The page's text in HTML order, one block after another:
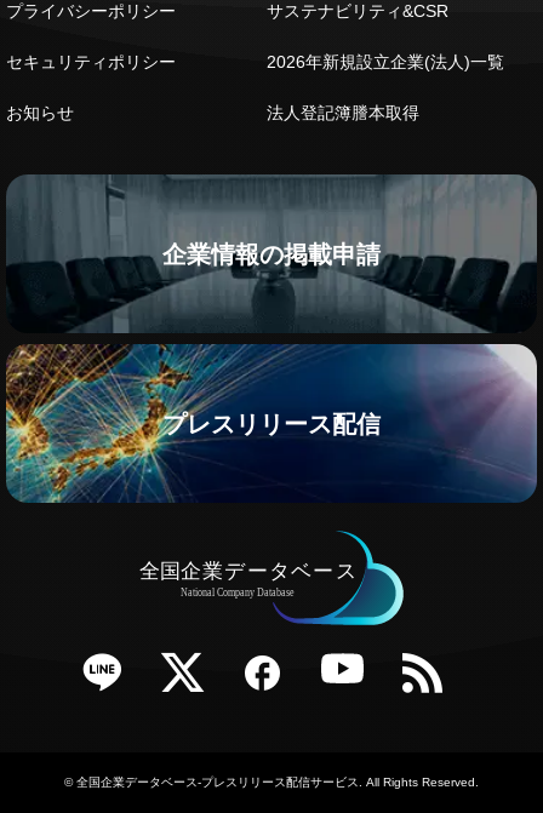
プライバシーポリシー
セキュリティポリシー
お知らせ
サステナビリティ&CSR
2026年新規設立企業(法人)一覧
法人登記簿謄本取得
企業情報の掲載申請
プレスリリース配信
Twitter Facebook YouTube RSS
©全国企業データベース-プレスリリース配信サービス . All Rights Reserved.